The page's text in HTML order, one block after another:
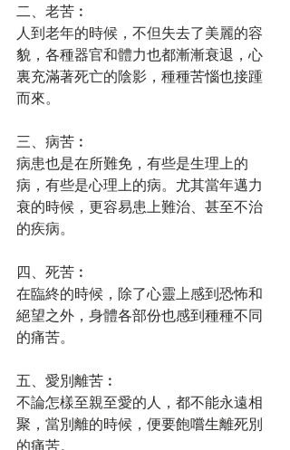
二、老苦︰
人到老年的時候，不但失去了美麗的容
貌，各種器官和體力也都漸漸衰退，心
裏充滿著死亡的陰影，種種苦惱也接踵
而來。
三、病苦︰
病患也是在所難免，有些是生理上的
病，有些是心理上的病。尤其當年邁力
衰的時候，更容易患上難治、甚至不治
的疾病。
四、死苦︰
在臨終的時候，除了心靈上感到恐怖和
絕望之外，身體各部份也感到種種不同
的痛苦。
五、愛別離苦︰
不論怎樣至親至愛的人，都不能永遠相
聚，當別離的時候，便要飽嚐生離死別
的痛苦。